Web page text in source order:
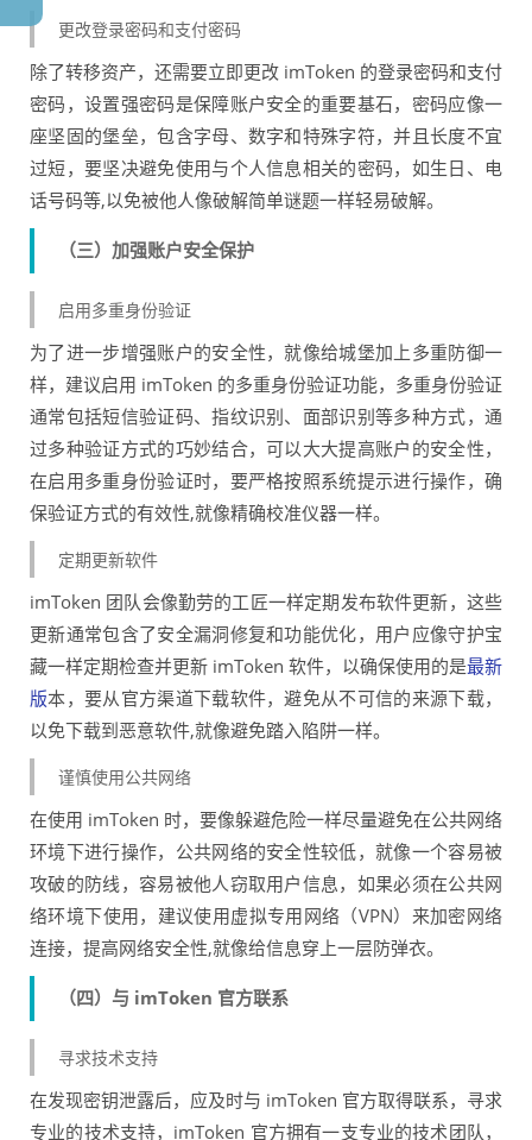
更改登录密码和支付密码
除了转移资产，还需要立即更改 imToken 的登录密码和支付
密码，设置强密码是保障账户安全的重要基石，密码应像一
座坚固的堡垒，包含字母、数字和特殊字符，并且长度不宜
过短，要坚决避免使用与个人信息相关的密码，如生日、电
话号码等,以免被他人像破解简单谜题一样轻易破解。
（三）加强账户安全保护
启用多重身份验证
为了进一步增强账户的安全性，就像给城堡加上多重防御一
样，建议启用 imToken 的多重身份验证功能，多重身份验证
通常包括短信验证码、指纹识别、面部识别等多种方式，通
过多种验证方式的巧妙结合，可以大大提高账户的安全性，
在启用多重身份验证时，要严格按照系统提示进行操作，确
保验证方式的有效性,就像精确校准仪器一样。
定期更新软件
imToken 团队会像勤劳的工匠一样定期发布软件更新，这些
更新通常包含了安全漏洞修复和功能优化，用户应像守护宝
藏一样定期检查并更新 imToken 软件，以确保使用的是最新
版本，要从官方渠道下载软件，避免从不可信的来源下载，
以免下载到恶意软件,就像避免踏入陷阱一样。
谨慎使用公共网络
在使用 imToken 时，要像躲避危险一样尽量避免在公共网络
环境下进行操作，公共网络的安全性较低，就像一个容易被
攻破的防线，容易被他人窃取用户信息，如果必须在公共网
络环境下使用，建议使用虚拟专用网络（VPN）来加密网络
连接，提高网络安全性,就像给信息穿上一层防弹衣。
（四）与 imToken 官方联系
寻求技术支持
在发现密钥泄露后，应及时与 imToken 官方取得联系，寻求
专业的技术支持，imToken 官方拥有一支专业的技术团队，